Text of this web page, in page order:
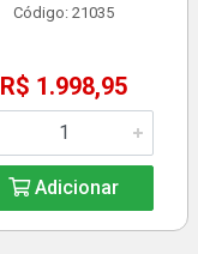
Código: 21035
R$ 1.998,95
Adicionar